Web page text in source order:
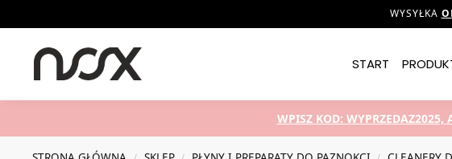
WYSYŁKA
START
Nowości
WPISZ KOD: WYPRZEDAZ2025,